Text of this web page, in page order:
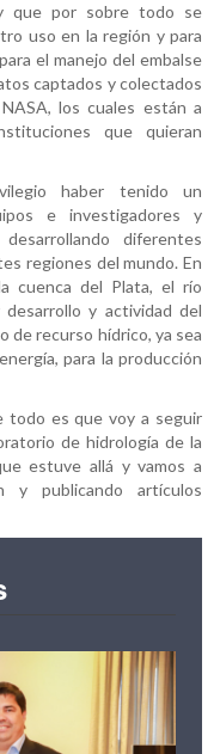
que por sobre todo se
uso en la región y para
el manejo del embalse
captados y colectados
los cuales están a
que quieran
haber tenido un
e investigadores y
diferentes
regiones del mundo. En
cuenca del Plata, el río
y actividad del
de recurso hídrico, ya sea
para la producción
todo es que voy a seguir
de hidrología de la
estuve allá y vamos a
y publicando artículos